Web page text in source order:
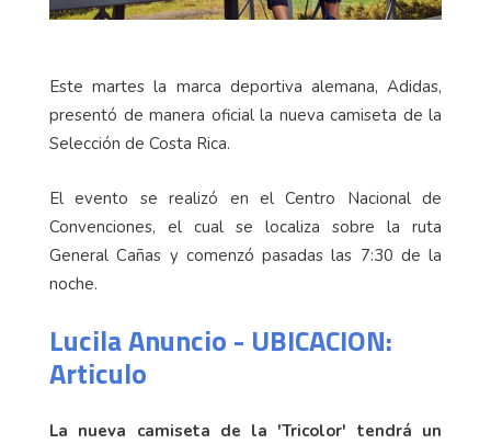
Este martes la marca deportiva alemana, Adidas,
presentó de manera oficial la nueva camiseta de la
Selección de Costa Rica.
El evento se realizó en el Centro Nacional de
Convenciones, el cual se localiza sobre la ruta
General Cañas y comenzó pasadas las 7:30 de la
noche.
Lucila Anuncio - UBICACION:
Articulo
La nueva camiseta de la 'Tricolor' tendrá un